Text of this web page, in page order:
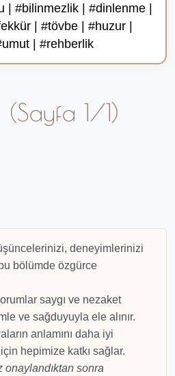
| #bilinmezlik | #dinlenme |
| #tövbe | #huzur |
| #rehberlik
1/1)
deneyimlerinizi
bölümde özgürce
saygı ve nezaket
ve sağduyuyla ele alınır.
anlamını daha iyi
hepimize katkı sağlar.
onaylandıktan sonra